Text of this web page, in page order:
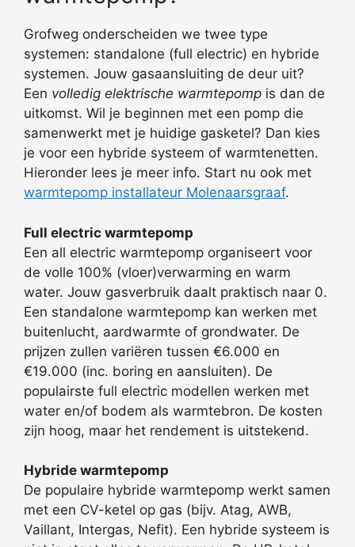
Grofweg onderscheiden we twee type
systemen: standalone (full electric) en hybride
systemen. Jouw gasaansluiting de deur uit?
Een volledig elektrische warmtepomp is dan de
uitkomst. Wil je beginnen met een pomp die
samenwerkt met je huidige gasketel? Dan kies
je voor een hybride systeem of warmtenetten.
Hieronder lees je meer info. Start nu ook met
warmtepomp installateur Molenaarsgraaf.
Full electric warmtepomp
Een all electric warmtepomp organiseert voor
de volle 100% (vloer)verwarming en warm
water. Jouw gasverbruik daalt praktisch naar 0.
Een standalone warmtepomp kan werken met
buitenlucht, aardwarmte of grondwater. De
prijzen zullen variëren tussen €6.000 en
€19.000 (inc. boring en aansluiten). De
populairste full electric modellen werken met
water en/of bodem als warmtebron. De kosten
zijn hoog, maar het rendement is uitstekend.
Hybride warmtepomp
De populaire hybride warmtepomp werkt samen
met een CV-ketel op gas (bijv. Atag, AWB,
Vaillant, Intergas, Nefit). Een hybride systeem is